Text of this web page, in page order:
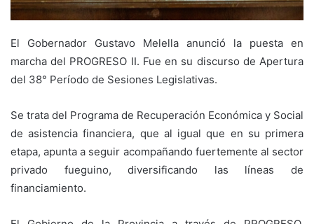
El Gobernador Gustavo Melella anunció la puesta en
marcha del PROGRESO II. Fue en su discurso de Apertura
del 38° Período de Sesiones Legislativas.
Se trata del Programa de Recuperación Económica y Social
de asistencia financiera, que al igual que en su primera
etapa, apunta a seguir acompañando fuertemente al sector
privado fueguino, diversificando las líneas de
financiamiento.